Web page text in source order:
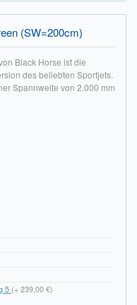
(SW=200cm)
Black Horse ist die
des beliebten Sportjets.
Spannweite von 2.000 mm
5 (+ 239,00 €)